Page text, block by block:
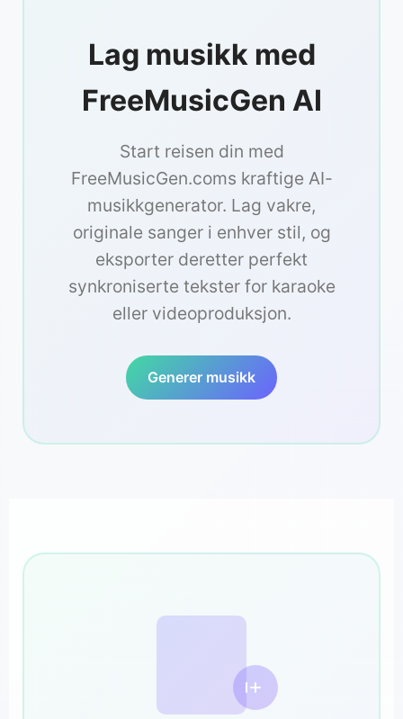
Lag musikk med
FreeMusicGen AI
Start reisen din med
FreeMusicGen.coms kraftige AI-
musikkgenerator. Lag vakre,
originale sanger i enhver stil, og
eksporter deretter perfekt
synkroniserte tekster for karaoke
eller videoproduksjon.
Generer musikk